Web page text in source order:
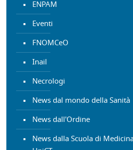
ENPAM
Eventi
FNOMCeO
Inail
Necrologi
News dal mondo della Sanità
News dall'Ordine
News dalla Scuola di